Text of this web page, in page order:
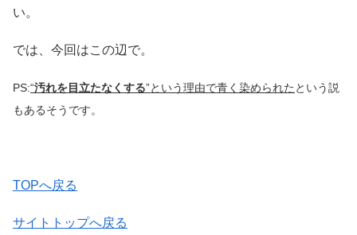
い。
では、今回はこの辺で。
PS:“汚れを目立たなくする”という理由で青く染められた という説
もあるそうです。
TOPへ戻る
サイトトップへ戻る